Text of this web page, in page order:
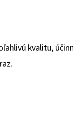
kvalitu,